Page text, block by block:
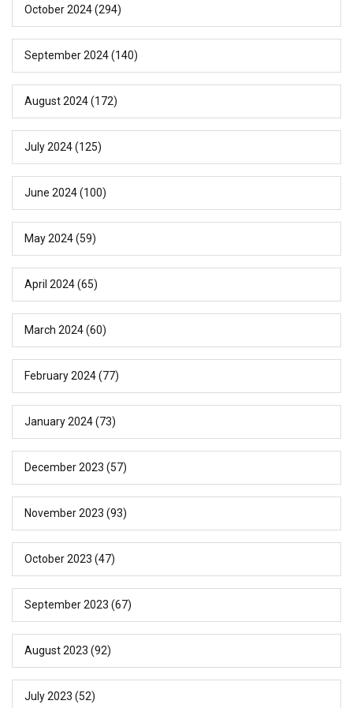
October 2024(294)
September 2024(140)
August 2024(172)
July 2024(125)
June 2024(100)
May 2024(59)
April 2024(65)
March 2024(60)
February 2024(77)
January 2024(73)
December 2023 (57)
November 2023 (93)
October 2023 (47)
September 2023 (67)
August 2023 (92)
July 2023 (52)